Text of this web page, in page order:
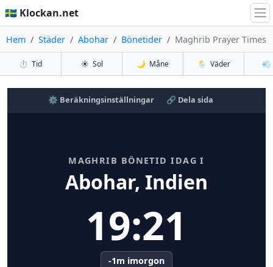
🇸🇪 Klockan.net
Hem Städer Abohar Bönetider Maghrib Prayer Times
⏱️ Tid ☀️ Sol 🌙 Måne 🌦️ Väder 💨
⚙️ Beräkningsinställningar 🔗 Dela sida
MAGHRIB BÖNETID IDAG I
Abohar, Indien
19:21
-1m imorgon